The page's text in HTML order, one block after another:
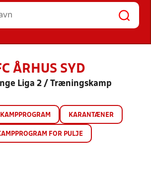
HOLD
ÅRHUS SYD
Liga 2 / Træningskamp
KAMPPROGRAM KARANTÆNER
FOR PULJE